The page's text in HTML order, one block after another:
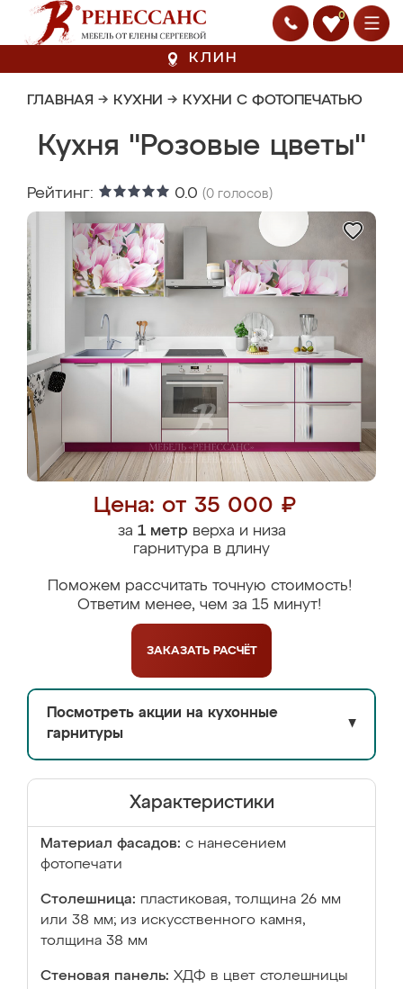
0
КЛИН
ГЛАВНАЯ → КУХНИ → КУХНИ С ФОТОПЕЧАТЬЮ
Кухня "Розовые цветы"
Рейтинг: 0.0 (0 голосов)
Цена: от 35 000 ₽
за 1 метрверха и низа
гарнитура в длину
Поможем рассчитать точную стоимость!
Ответим менее, чем за 15 минут!
ЗАКАЗАТЬ РАСЧЁТ
Посмотреть акции на кухонные
гарнитуры
▼
Характеристики
Материал фасадов: с нанесением
фотопечати
Столешница: пластиковая, толщина 26 мм
или 38 мм; из искусственного камня,
толщина 38 мм
Стеновая панель: ХДФ в цвет столешницы